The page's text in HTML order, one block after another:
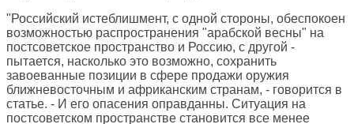
"Российский истеблишмент, с одной стороны, обеспокоен
возможностью распространения "арабской весны" на
постсоветское пространство и Россию, с другой -
пытается, насколько это возможно, сохранить
завоеванные позиции в сфере продажи оружия
ближневосточным и африканским странам, - говорится в
статье. - И его опасения оправданны. Ситуация на
постсоветском пространстве становится все менее